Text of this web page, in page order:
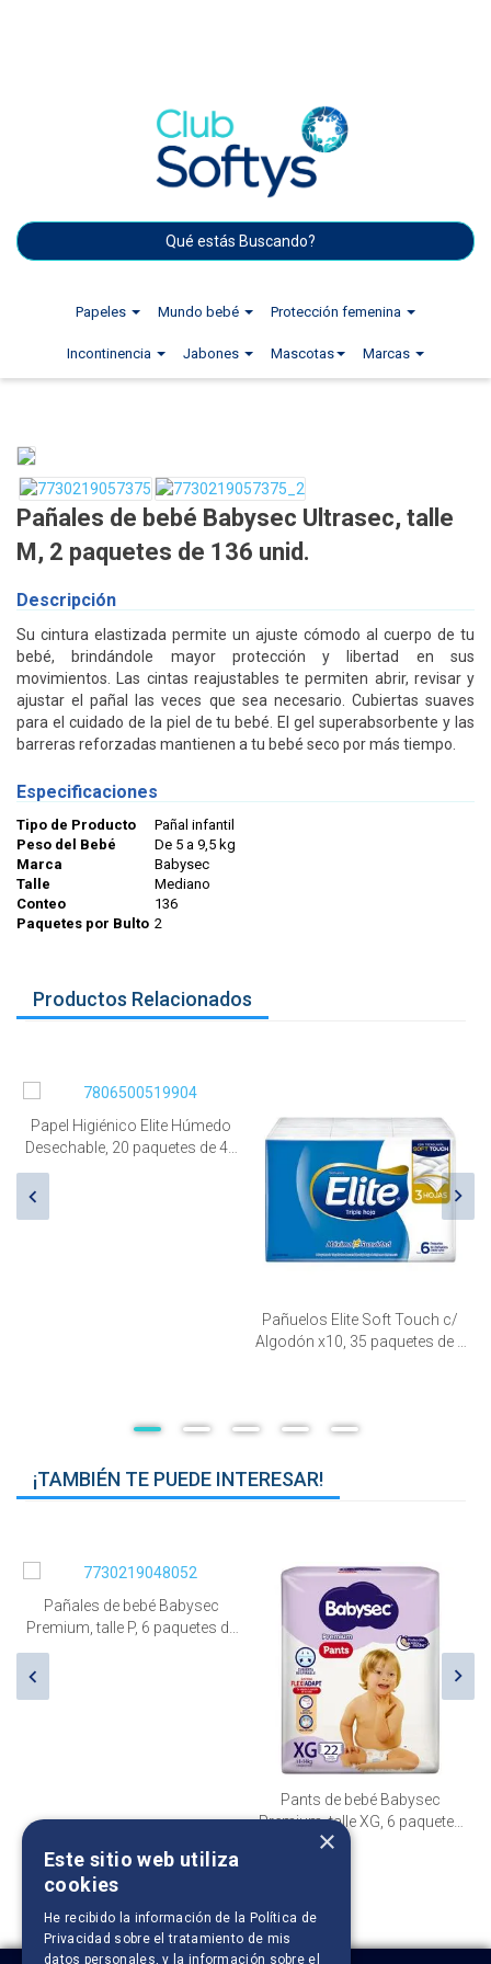
Papeles Mundo bebé Protección femenina
Incontinencia Jabones Mascotas Marcas
Pañales de bebé Babysec Ultrasec, talle
M, 2 paquetes de 136 unid.
Descripción
Su cintura elastizada permite un ajuste cómodo al cuerpo de tu
bebé, brindándole mayor protección y libertad en sus
movimientos. Las cintas reajustables te permiten abrir, revisar y
ajustar el pañal las veces que sea necesario. Cubiertas suaves
para el cuidado de la piel de tu bebé. El gel superabsorbente y las
barreras reforzadas mantienen a tu bebé seco por más tiempo.
Especificaciones
Tipo de Producto
Pañal infantil
Peso del Bebé
De 5 a 9,5 kg
Marca
Babysec
Talle
Mediano
Conteo
136
Paquetes por Bulto 2
Productos Relacionados
Húmedo
de 40
Pañuelos Elite Soft Touch c/
Algodón x10, 35 paquetes de 6
Pañuelos Elite
pack 6
¡TAMBIÉN TE PUEDE INTERESAR!
Pañales de bebé Babysec
talle P, 6 paquetes de
Pants de bebé Babysec
Premium, talle XG, 6 paquetes
de 22 unid.
×
Este sitio web utiliza
cookies
He recibido la información de la Política de
Privacidad sobre el tratamiento de mis
datos personales, y la información sobre el